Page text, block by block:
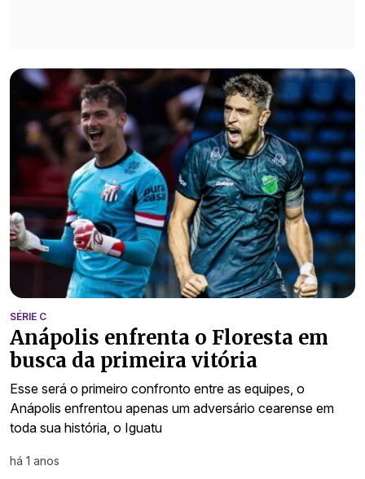
SÉRIE C
Anápolis enfrenta o Floresta em
busca da primeira vitória
Esse será o primeiro confronto entre as equipes, o
Anápolis enfrentou apenas um adversário cearense em
toda sua história, o Iguatu
há 1 anos